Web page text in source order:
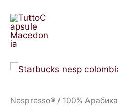
content
Nespresso® / 100% Арабика
Starbucks
Colombia
Алуминиумски
Капсули
10
quantity